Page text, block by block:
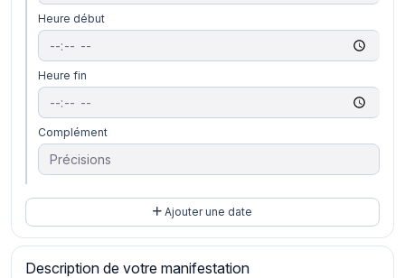
Heure début
Heure fin
Complément
Ajouter une date
Description de votre manifestation